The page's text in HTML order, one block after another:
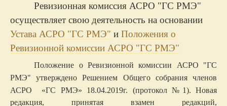
Ревизионная комиссия АСРО "ГС РМЭ"
осуществляет свою деятельность на основании
Устава АСРО "ГС РМЭ" и Положения о
Ревизионной комиссии АСРО "ГС РМЭ"
Положение о Ревизионной комиссии АСРО "ГС
РМЭ" утвержденоРешением Общего собраниячленов
АСРО «ГС РМЭ» 18.04.2019г. (протокол №1). Новая
редакция, принятая взамен редакций,